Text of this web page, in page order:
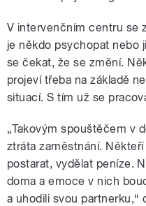
V intervenčním centru se
je někdo psychopat nebo
se čekat, že se změní.
projeví třeba na základě
situací. S tím už se
„Takovým spouštěčem v
ztráta zaměstnání.
postarat, vydělat peníze.
doma a emoce v nich
a uhodili svou partnerku,“